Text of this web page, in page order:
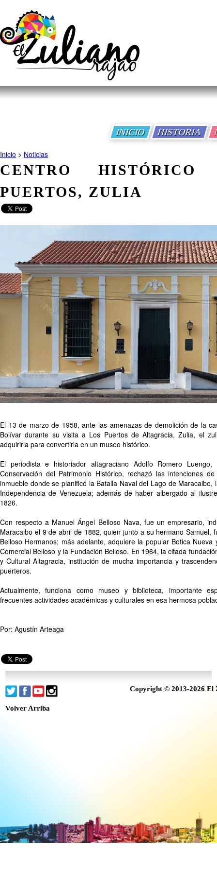
INICIO HISTORIA
Inicio > Noticias
CENTRO
PUERTOS, ZULIA
El 13 de marzo de 1958, ante las amenazas de demolición de la
Bolívar durante su visita a Los Puertos de Altagracia, Zulia, el
adquirirla para convertirla en un museo histórico.
El periodista e historiador altagraciano Adolfo Romero
Conservación del Patrimonio Histórico, rechazó las intenciones
inmueble donde se planificó la Batalla Naval del Lago de Maracaibo,
Independencia de Venezuela; además de haber albergado al
1826.
Con respecto a Manuel Ángel Belloso Nava, fue un empresario,
Maracaibo el 9 de abril de 1882, quien junto a su hermano Samuel,
Belloso Hermanos; más adelante, adquiere la popular Botica
Comercial Belloso y la Fundación Belloso. En 1964, la citada
y Cultural Altagracia, institución de mucha importancia y
puerteros.
Actualmente, funciona como museo y biblioteca, importante
frecuentes actividades académicas y culturales en esa hermosa
Por: Agustín Arteaga
Copyright © 2013-2026 El
Volver Arriba